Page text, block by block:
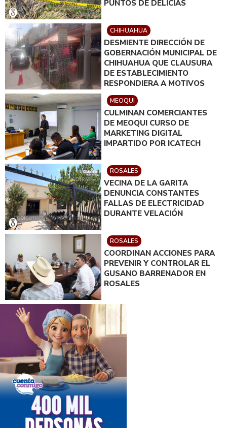
PUNTOS DE DELICIAS
CHIHUAHUA
DESMIENTE DIRECCIÓN DE
GOBERNACIÓN MUNICIPAL DE
CHIHUAHUA QUE CLAUSURA
DE ESTABLECIMIENTO
RESPONDIERA A MOTIVOS
POLÍTICOS
MEOQUI
CULMINAN COMERCIANTES
DE MEOQUI CURSO DE
MARKETING DIGITAL
IMPARTIDO POR ICATECH
ROSALES
VECINA DE LA GARITA
DENUNCIA CONSTANTES
FALLAS DE ELECTRICIDAD
DURANTE VELACIÓN
ROSALES
COORDINAN ACCIONES PARA
PREVENIR Y CONTROLAR EL
GUSANO BARRENADOR EN
ROSALES